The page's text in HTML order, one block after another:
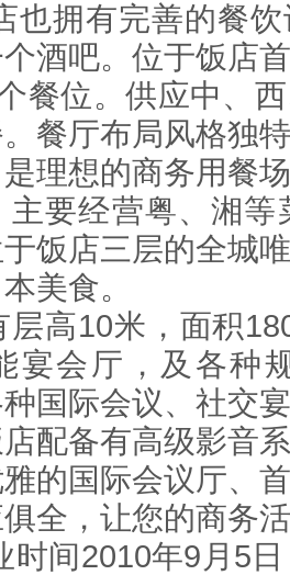
有完善的餐饮
酒吧。位于饭店
餐位。供应中、
餐厅布局风格独
理想的商务用餐
主要经营粤、湘等
饭店三层的全城
本美食。
10米，面积
宴会厅，及各种
国际会议、社交
配备有高级影音
的国际会议厅、
全，让您的商务
2010年9月5日